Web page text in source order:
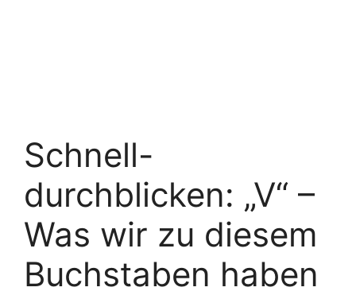
Schnell-
durchblicken: „V“ –
Was wir zu diesem
Buchstaben haben